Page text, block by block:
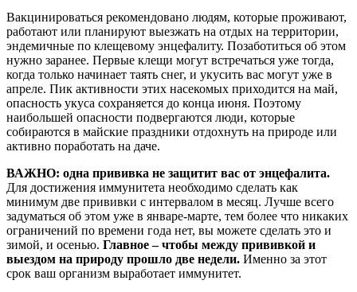
Вакцинироваться рекомендовано людям, которые проживают,
работают или планируют выезжать на отдых на территории,
эндемичные по клещевому энцефалиту. Позаботиться об этом
нужно заранее. Первые клещи могут встречаться уже тогда,
когда только начинает таять снег, и укусить вас могут уже в
апреле. Пик активности этих насекомых приходится на май,
опасность укуса сохраняется до конца июня. Поэтому
наибольшей опасности подвергаются люди, которые
собираются в майские праздники отдохнуть на природе или
активно поработать на даче.
ВАЖНО: одна прививка не защитит вас от энцефалита.
Для достижения иммунитета необходимо сделать как
минимум две прививки с интервалом в месяц. Лучше всего
задуматься об этом уже в январе-марте, тем более что никаких
ограничений по времени года нет, вы можете сделать это и
зимой, и осенью. Главное – чтобы между прививкой и
выездом на природу прошло две недели. Именно за этот
срок ваш организм выработает иммунитет.